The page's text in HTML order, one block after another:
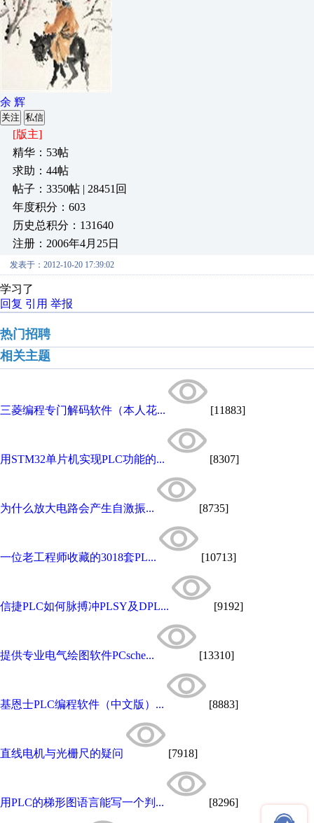
余 辉
关注 私信
[版主]
精华：53帖
求助：44帖
帖子：3350帖 | 28451回
年度积分：603
历史总积分：131640
注册：2006年4月25日
发表于：2012-10-20 17:39:02
学习了
回复 引用 举报
热门招聘
相关主题
三菱编程专门解码软件（本人花... [11883]
用STM32单片机实现PLC功能的... [8307]
为什么放大电路会产生自激振... [8735]
一位老工程师收藏的3018套PL... [10713]
信捷PLC如何脉搏冲PLSY及DPL... [9192]
提供专业电气绘图软件PCsche... [13310]
基恩士PLC编程软件（中文版）... [8883]
直线电机与光栅尺的疑问 [7918]
用PLC的梯形图语言能写一个判... [8296]